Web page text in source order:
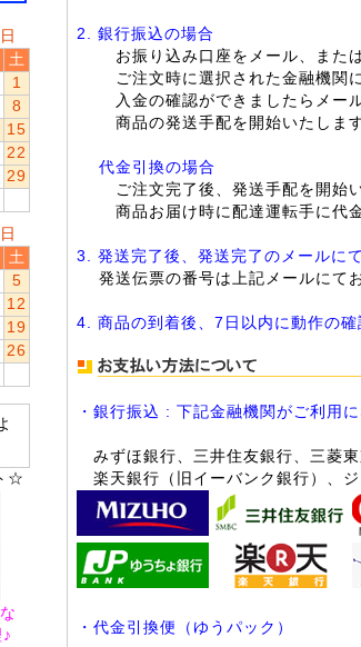
土
1
8
15
22
29
土
5
12
19
26
☆
2. 銀行振込の場合
お振り込み口座をメール、または
ご注文時に選択された金融機関に
入金の確認ができましたらメール
商品の発送手配を開始いたします
代金引換の場合
ご注文完了後、発送手配を開始い
商品お届け時に配達運転手に代金
3. 発送完了後、発送完了のメールに
発送伝票の番号は上記メールにて
4. 商品の到着後、7日以内に動作の確
・銀行振込 : 下記金融機関がご利用
みずほ銀行、三井住友銀行、三菱
楽天銀行（旧イーバンク銀行）、
・代金引換便（ゆうパック）